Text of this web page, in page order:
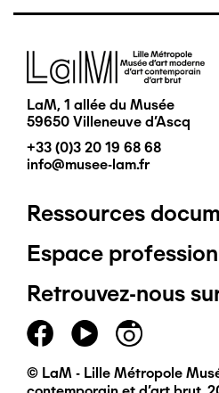
Image
LaM, 1 allée du Musée
59650 Villeneuve d'Ascq
+33 (0)3 20 19 68 68
info@musee-lam.fr
Pied
de
page
principal
Ressources
Espace
Retrouvez-nous
© LaM - Lille Métropole